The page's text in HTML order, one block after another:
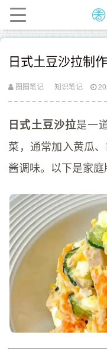
日式土豆沙拉制
圈圈笔记 知识笔记
日式土豆沙拉是一
菜，通常加入黄瓜
酱调味。以下是家庭